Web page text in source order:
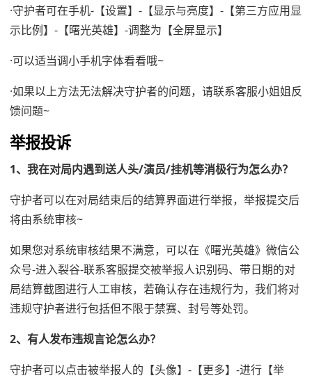
·守护者可在手机-【设置】-【显示与亮度】-【第三方应用显
示比例】-【曙光英雄】-调整为【全屏显示】
·可以适当调小手机字体看看哦~
·如果以上方法无法解决守护者的问题，请联系客服小姐姐反
馈问题~
举报投诉
1、我在对局内遇到送人头/演员/挂机等消极行为怎么办？
守护者可以在对局结束后的结算界面进行举报，举报提交后
将由系统审核~
如果您对系统审核结果不满意，可以在《曙光英雄》微信公
众号-进入裂谷-联系客服提交被举报人识别码、带日期的对
局结算截图进行人工审核，若确认存在违规行为，我们将对
违规守护者进行包括但不限于禁赛、封号等处罚。
2、有人发布违规言论怎么办？
守护者可以点击被举报人的【头像】-【更多】-进行【举